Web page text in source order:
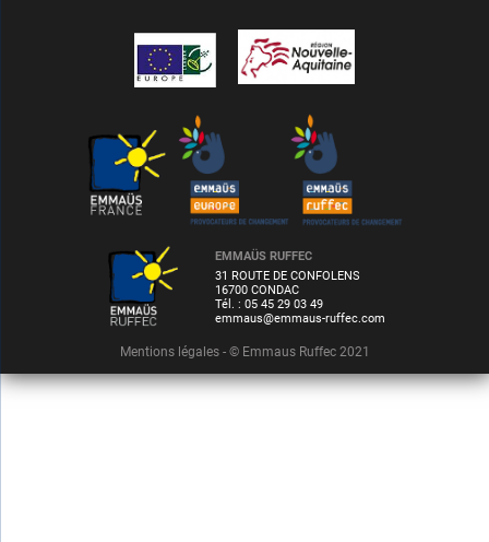
EMMAÜS RUFFEC
31 ROUTE DE CONFOLENS
16700 CONDAC
Tél. : 05 45 29 03 49
emmaus@emmaus-ruffec.com
Mentions légales- © Emmaus Ruffec 2021